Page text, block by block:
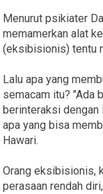
Menurut psikiater
memamerkan alat
(eksibisionis) tentu
Lalu apa yang
semacam itu? "Ada
berinteraksi dengan
apa yang bisa
Hawari.
Orang eksibisionis,
perasaan rendah